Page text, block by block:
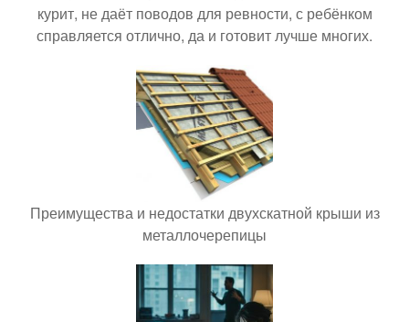
курит, не даёт поводов для ревности, с ребёнком
справляется отлично, да и готовит лучше многих.
Преимущества и недостатки двухскатной крыши из
металлочерепицы